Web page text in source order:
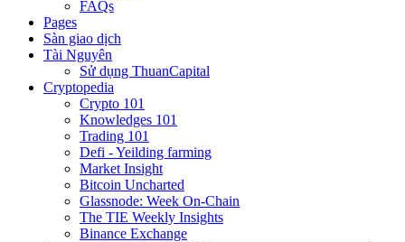
FAQs
Pages
Sàn giao dịch
Tài Nguyên
Sử dụng ThuanCapital
Cryptopedia
Crypto 101
Knowledges 101
Trading 101
Defi - Yeilding farming
Market Insight
Bitcoin Uncharted
Glassnode: Week On-Chain
The TIE Weekly Insights
Binance Exchange